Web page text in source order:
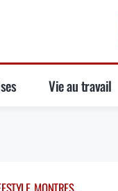
Vie au travail